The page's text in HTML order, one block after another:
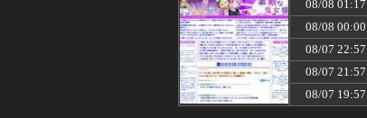
08/08 01:57
母とドラ
08/08 01:50
【小姑図
08/08 01:39
娘が生ま
08/08 01:30
【呆れ】
08/08 01:29
義弟嫁「
08/08 01:17
隣人「旅
08/08 01:17
08/08 00:00
08/07 22:57
08/07 21:57
08/07 19:57